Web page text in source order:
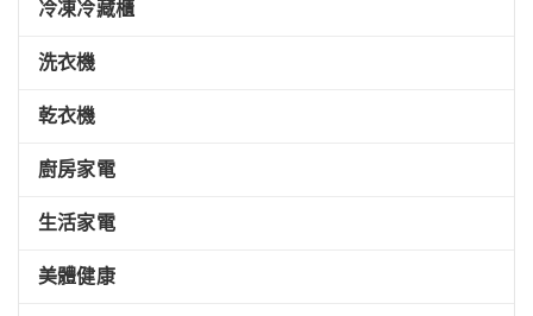
冷凍冷藏櫃
洗衣機
乾衣機
廚房家電
生活家電
美體健康